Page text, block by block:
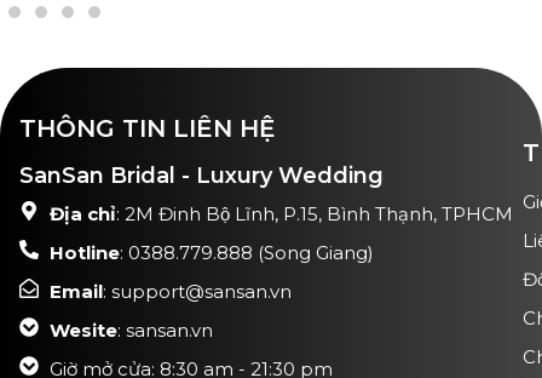
THÔNG TIN LIÊN HỆ
SanSan Bridal - Luxury Wedding
Địa chỉ: 2M Đinh Bộ Lĩnh, P.15, Bình Thạnh, TPHCM
Hotline: 0388.779.888 (Song Giang)
Email: support@sansan.vn
Wesite: sansan.vn
Giờ mở cửa: 8:30 am - 21:30 pm